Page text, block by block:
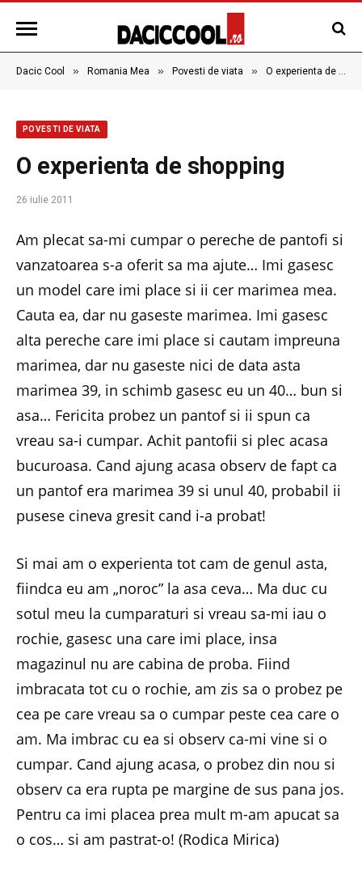
Dacic Cool » Romania Mea » Povesti de viata » O experienta de shopping
POVESTI DE VIATA
O experienta de shopping
26 iulie 2011
Am plecat sa-mi cumpar o pereche de pantofi si
vanzatoarea s-a oferit sa ma ajute… Imi gasesc
un model care imi place si ii cer marimea mea.
Cauta ea, dar nu gaseste marimea. Imi gasesc
alta pereche care imi place si cautam impreuna
marimea, dar nu gaseste nici de data asta
marimea 39, in schimb gasesc eu un 40… bun si
asa… Fericita probez un pantof si ii spun ca
vreau sa-i cumpar. Achit pantofii si plec acasa
bucuroasa. Cand ajung acasa observ de fapt ca
un pantof era marimea 39 si unul 40, probabil ii
pusese cineva gresit cand i-a probat!
Si mai am o experienta tot cam de genul asta,
fiindca eu am „noroc” la asa ceva… Ma duc cu
sotul meu la cumparaturi si vreau sa-mi iau o
rochie, gasesc una care imi place, insa
magazinul nu are cabina de proba. Fiind
imbracata tot cu o rochie, am zis sa o probez pe
cea pe care vreau sa o cumpar peste cea care o
am. Ma imbrac cu ea si observ ca-mi vine si o
cumpar. Cand ajung acasa, o probez din nou si
observ ca era rupta pe margine de sus pana jos.
Pentru ca imi placea prea mult m-am apucat sa
o cos… si am pastrat-o! (Rodica Mirica)